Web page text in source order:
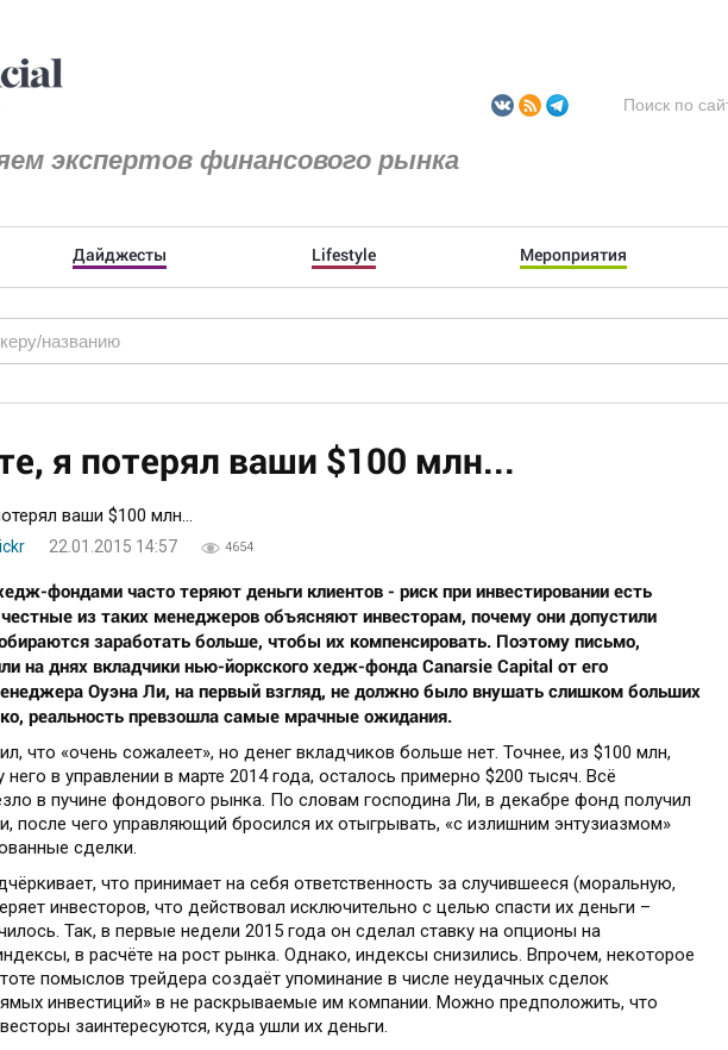
экспертов финансового рынка
Дайджесты Lifestyle Мероприятия
я потерял ваши $100 млн...
22.01.2015 14:57 4654
фондами часто теряют деньги клиентов - риск при инвестировании есть
из таких менеджеров объясняют инвесторам, почему они допустили
заработать больше, чтобы их компенсировать. Поэтому письмо,
на днях вкладчики нью-йоркского хедж-фонда Canarsie Capital от его
Оуэна Ли, на первый взгляд, не должно было внушать слишком больших
реальность превзошла самые мрачные ожидания.
что «очень сожалеет», но денег вкладчиков больше нет. Точнее, из $100 млн,
в управлении в марте 2014 года, осталось примерно $200 тысяч. Всё
в пучине фондового рынка. По словам господина Ли, в декабре фонд получил
после чего управляющий бросился их отыгрывать, «с излишним энтузиазмом»
сделки.
что принимает на себя ответственность за случившееся (моральную,
инвесторов, что действовал исключительно с целью спасти их деньги –
Так, в первые недели 2015 года он сделал ставку на опционы на
в расчёте на рост рынка. Однако, индексы снизились. Впрочем, некоторое
помыслов трейдера создаёт упоминание в числе неудачных сделок
инвестиций» в не раскрываемые им компании. Можно предположить, что
заинтересуются, куда ушли их деньги.